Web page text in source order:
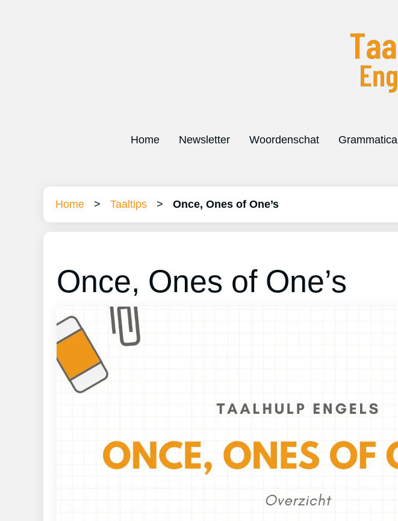
Home Newsletter Woordenschat Grammatica
Home > Taaltips > Once, Ones of One’s
Once, Ones of One’s